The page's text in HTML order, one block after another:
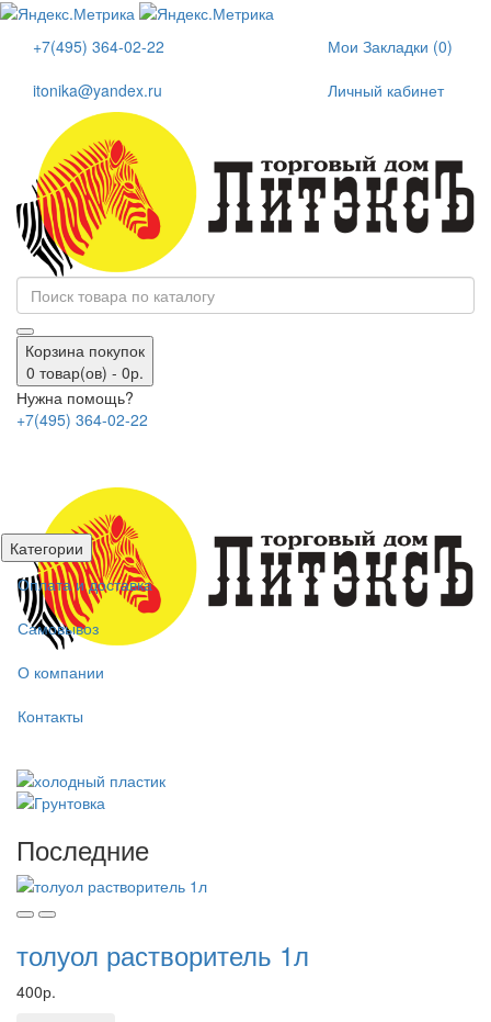
+7(495) 364-02-22
itonika@yandex.ru
Мои Закладки (0)
Личный кабинет
Корзина покупок
0 товар(ов) - 0р.
Нужна помощь?
+7(495) 364-02-22
Категории
Оплата и доставка
Самовывоз
О компании
Контакты
Последние
толуол растворитель 1л
400р.